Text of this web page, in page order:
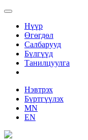
Нүүр
Өгөгдөл
Салбарууд
Бүлгүүд
Танилцуулга
Нэвтрэх
Бүртгүүлэх
MN
EN